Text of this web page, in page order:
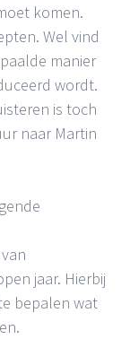
komen.
Wel vind
manier
wordt.
is toch
naar Martin
jaar. Hierbij
bepalen wat